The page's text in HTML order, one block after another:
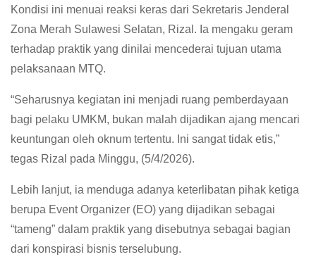
Kondisi ini menuai reaksi keras dari Sekretaris Jenderal
Zona Merah Sulawesi Selatan, Rizal. Ia mengaku geram
terhadap praktik yang dinilai mencederai tujuan utama
pelaksanaan MTQ.
“Seharusnya kegiatan ini menjadi ruang pemberdayaan
bagi pelaku UMKM, bukan malah dijadikan ajang mencari
keuntungan oleh oknum tertentu. Ini sangat tidak etis,”
tegas Rizal pada Minggu, (5/4/2026).
Lebih lanjut, ia menduga adanya keterlibatan pihak ketiga
berupa Event Organizer (EO) yang dijadikan sebagai
“tameng” dalam praktik yang disebutnya sebagai bagian
dari konspirasi bisnis terselubung.